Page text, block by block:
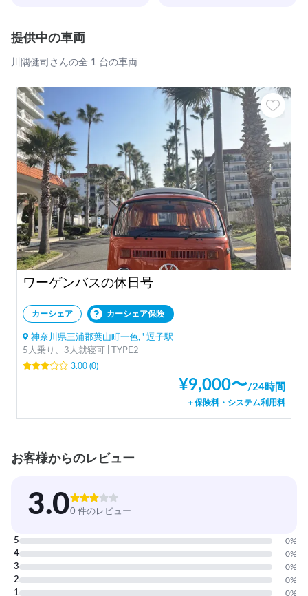
提供中の車両
川隅健司さんの全 1 台の車両
ワーゲンバスの休日号
カーシェア カーシェア保険
神奈川県三浦郡葉山町一色, ' 逗子駅
5人乗り、3人就寝可 | TYPE2
3.00(0)
¥9,000〜/24時間
＋保険料・システム利用料
お客様からのレビュー
3.00 件のレビュー
5 0%
4 0%
3 0%
2 0%
1 0%